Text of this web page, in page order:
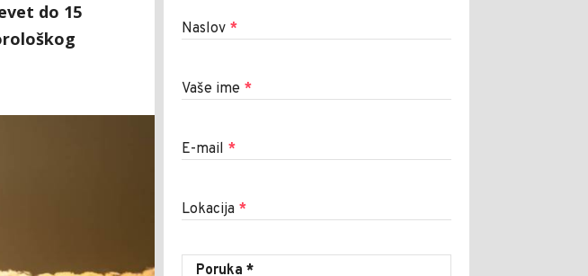
do 15
Naslov *
Vaše ime *
E-mail *
Lokacija *